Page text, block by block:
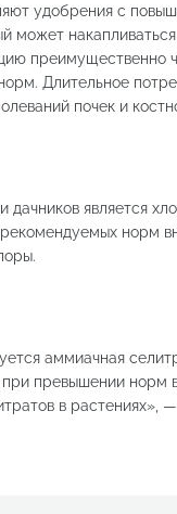
удобрения с
может
преимущественно
Длительное
почек и
является
норм
аммиачная
превышении норм
в растениях»,